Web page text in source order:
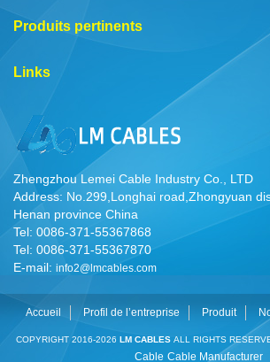
Produits pertinents
Links
Zhengzhou Lemei Cable Industry Co., LTD
Address: No.299,Longhai road,Zhongyuan
Henan province China
Tel: 0086-371-55367868
Tel: 0086-371-55367870
E-mail: info2@lmcables.com
Accueil Profil de l’entreprise Produit
COPYRIGHT 2016-2026 LM CABLES ALL RIGHTS
Cable Cable Manufacturer